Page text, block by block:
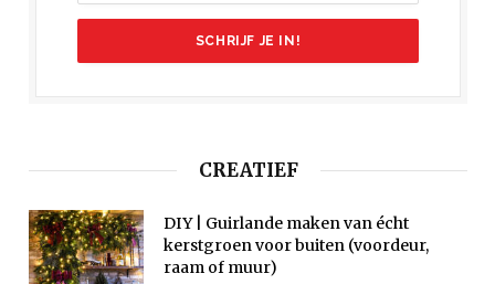
CREATIEF
DIY | Guirlande maken van écht
kerstgroen voor buiten (voordeur,
raam of muur)